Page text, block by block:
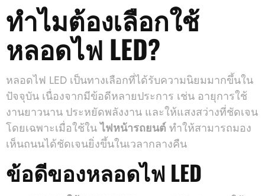
ทำไมต้องเลือกใช้
หลอดไฟ LED?
หลอดไฟ LED เป็นทางเลือกที่ได้รับความนิยมมากขึ้นใน
ปัจจุบัน เนื่องจากมีข้อดีหลายประการ เช่น อายุการใช้
งานยาวนาน ประหยัดพลังงาน และให้แสงสว่างที่ชัดเจน
โดยเฉพาะเมื่อใช้ในไฟหน้ารถยนต์ทำให้สามารถมอง
เห็นถนนได้ชัดเจนยิ่งขึ้นในเวลากลางคืน
ข้อดีของหลอดไฟ LED